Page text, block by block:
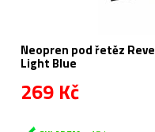
Neopren pod řetěz
Light Blue
269 Kč